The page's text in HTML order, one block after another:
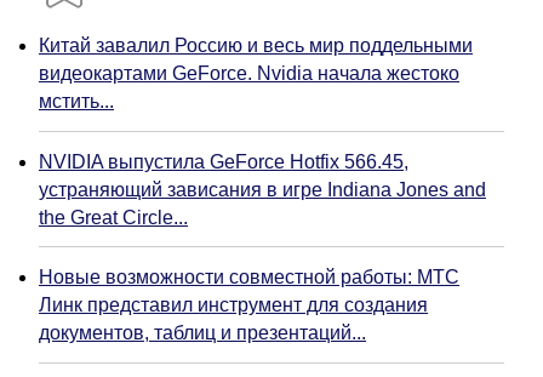
Китай завалил Россию и весь мир поддельными
видеокартами GeForce. Nvidia начала жестоко
мстить...
NVIDIA выпустила GeForce Hotfix 566.45,
устраняющий зависания в игре Indiana Jones and
the Great Circle...
Новые возможности совместной работы: МТС
Линк представил инструмент для создания
документов, таблиц и презентаций...